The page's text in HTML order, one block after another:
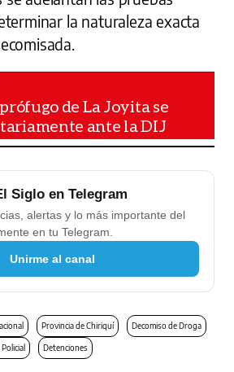
la naturaleza exacta
de La Joyita se
ante la DIJ
Siglo en Telegram
alertas y lo más importante del
en tu Telegram.
Unirme al canal
Provincia de Chiriquí Decomiso de Droga
Detenciones